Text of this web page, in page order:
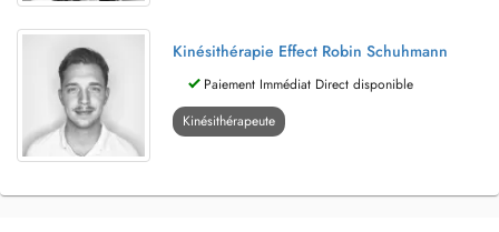
Kinésithérapie Effect Robin Schuhmann
Paiement Immédiat Direct disponible
Kinésithérapeute